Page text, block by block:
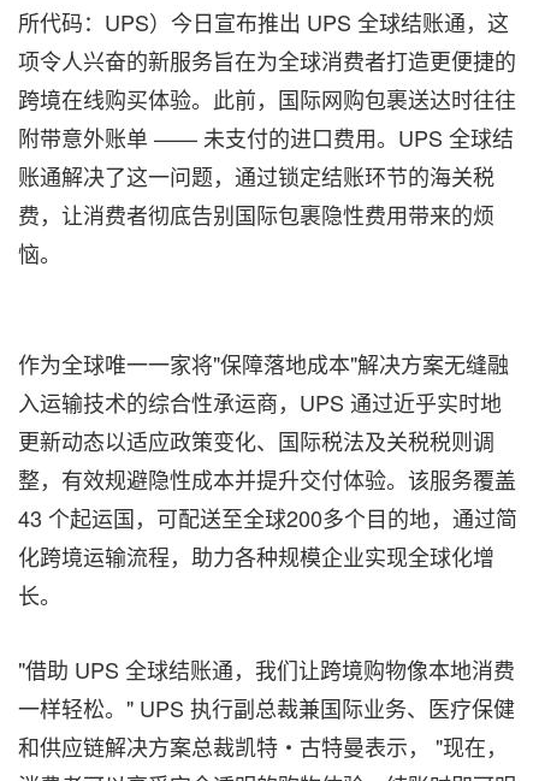
所代码：UPS）今日宣布推出 UPS 全球结账通，这
项令人兴奋的新服务旨在为全球消费者打造更便捷的
跨境在线购买体验。此前，国际网购包裹送达时往往
附带意外账单 —— 未支付的进口费用。UPS 全球结
账通解决了这一问题，通过锁定结账环节的海关税
费，让消费者彻底告别国际包裹隐性费用带来的烦
恼。
作为全球唯一一家将"保障落地成本"解决方案无缝融
入运输技术的综合性承运商，UPS 通过近乎实时地
更新动态以适应政策变化、国际税法及关税税则调
整，有效规避隐性成本并提升交付体验。该服务覆盖
43 个起运国，可配送至全球200多个目的地，通过简
化跨境运输流程，助力各种规模企业实现全球化增
长。
"借助 UPS 全球结账通，我们让跨境购物像本地消费
一样轻松。" UPS 执行副总裁兼国际业务、医疗保健
和供应链解决方案总裁凯特・古特曼表示， "现在，